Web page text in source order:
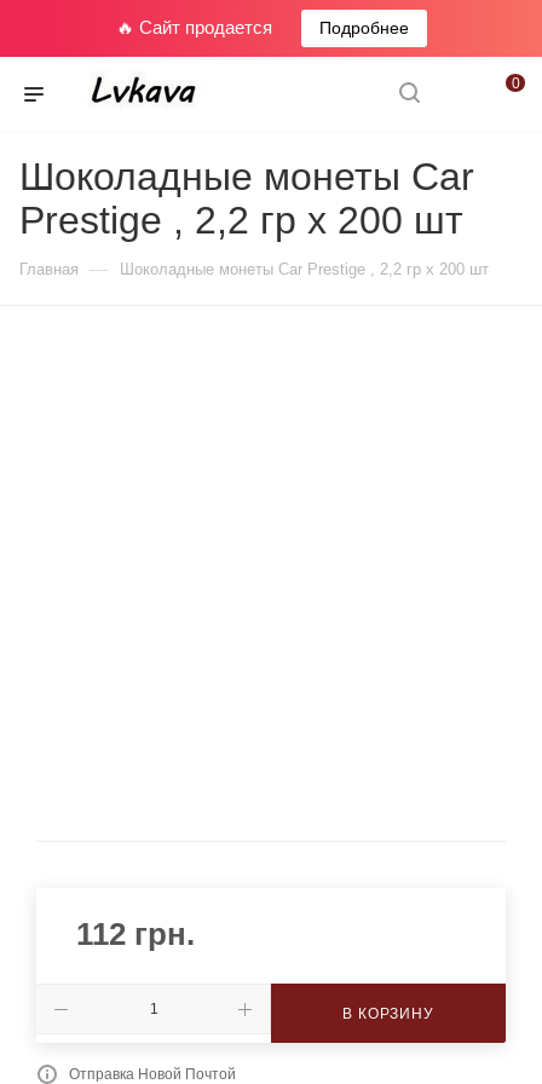
🔥 Сайт продается Подробнее
0
Шоколадные монеты Car
Prestige , 2,2 гр х 200 шт
Главная — Шоколадные монеты Car Prestige , 2,2 гр х 200 шт
112 грн.
В КОРЗИНУ
Отправка Новой Почтой